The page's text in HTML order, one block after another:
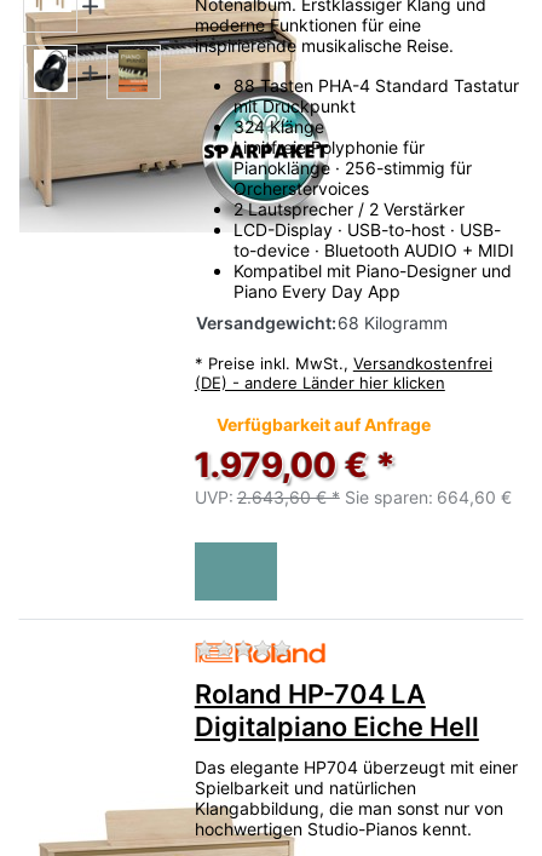
Notenalbum. Erstklassiger Klang und
moderne Funktionen für eine
inspirierende musikalische Reise.
88 Tasten PHA-4 Standard Tastatur
mit Druckpunkt
324 Klänge
Limitfreie Polyphonie für
Pianoklänge · 256-stimmig für
Orcherstervoices
2 Lautsprecher / 2 Verstärker
LCD-Display · USB-to-host · USB-
to-device · Bluetooth AUDIO + MIDI
Kompatibel mit Piano-Designer und
Piano Every Day App
Versandgewicht:68 Kilogramm
* Preise inkl. MwSt., Versandkostenfrei
(DE) - andere Länder hier klicken
Verfügbarkeit auf Anfrage
1.979,00 € *
UVP: 2.643,60 € * Sie sparen: 664,60 €
Zu diesem Produkt liegen
Roland HP-704 LA
Digitalpiano Eiche Hell
Das elegante HP704 überzeugt mit einer
Spielbarkeit und natürlichen
Klangabbildung, die man sonst nur von
hochwertigen Studio-Pianos kennt.